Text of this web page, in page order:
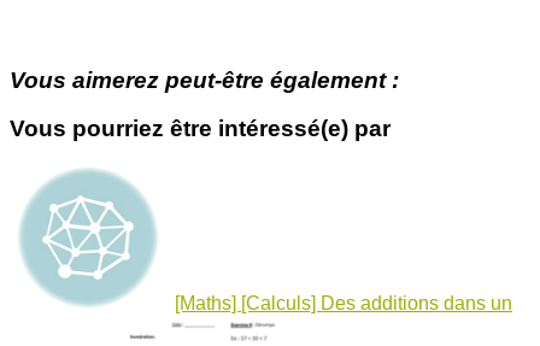
Vous aimerez peut-être également :
Vous pourriez être intéressé(e) par
[Maths] [Calculs] Des additions dans un